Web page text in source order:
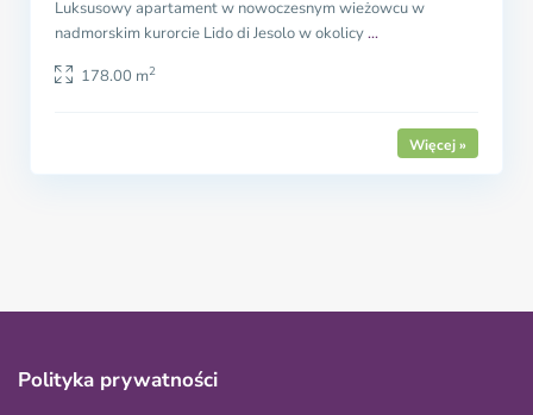
Luksusowy apartament w nowoczesnym wieżowcu w
nadmorskim kurorcie Lido di Jesolo w okolicy...
178.00 m2
Polityka prywatności